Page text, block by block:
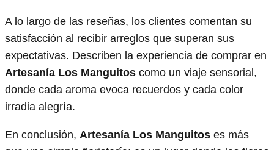
A lo largo de las reseñas, los clientes comentan su
satisfacción al recibir arreglos que superan sus
expectativas. Describen la experiencia de comprar en
Artesanía Los Manguitos como un viaje sensorial,
donde cada aroma evoca recuerdos y cada color
irradia alegría.
En conclusión, Artesanía Los Manguitos es más